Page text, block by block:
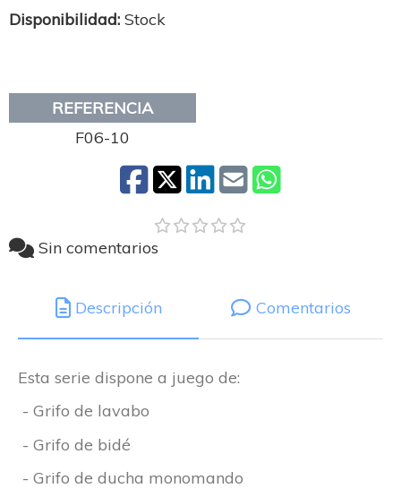
Disponibilidad: Stock
REFERENCIA
F06-10
Sin comentarios
Descripción Comentarios
Esta serie dispone a juego de:
- Grifo de lavabo
- Grifo de bidé
- Grifo de ducha monomando